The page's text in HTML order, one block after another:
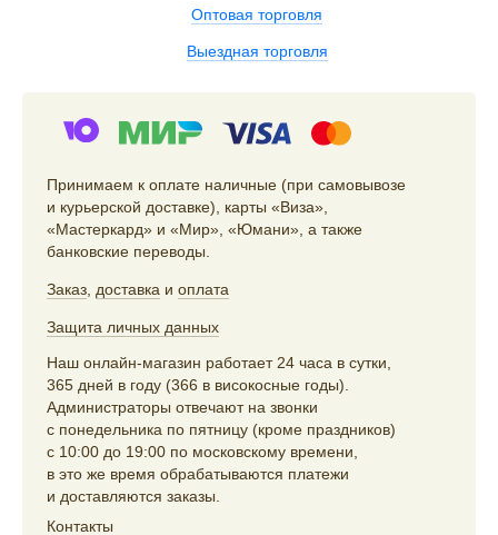
Оптовая торговля
Выездная торговля
Принимаем к оплате наличные (при самовывозе
и курьерской доставке), карты «Виза»,
«Мастеркард» и «Мир», «Юмани», а также
банковские переводы.
Заказ, доставка и оплата
Защита личных данных
Наш онлайн-магазин работает 24 часа в сутки,
365 дней в году (366 в високосные годы).
Администраторы отвечают на звонки
с понедельника по пятницу (кроме праздников)
с 10:00 до 19:00 по московскому времени,
в это же время обрабатываются платежи
и доставляются заказы.
Контакты